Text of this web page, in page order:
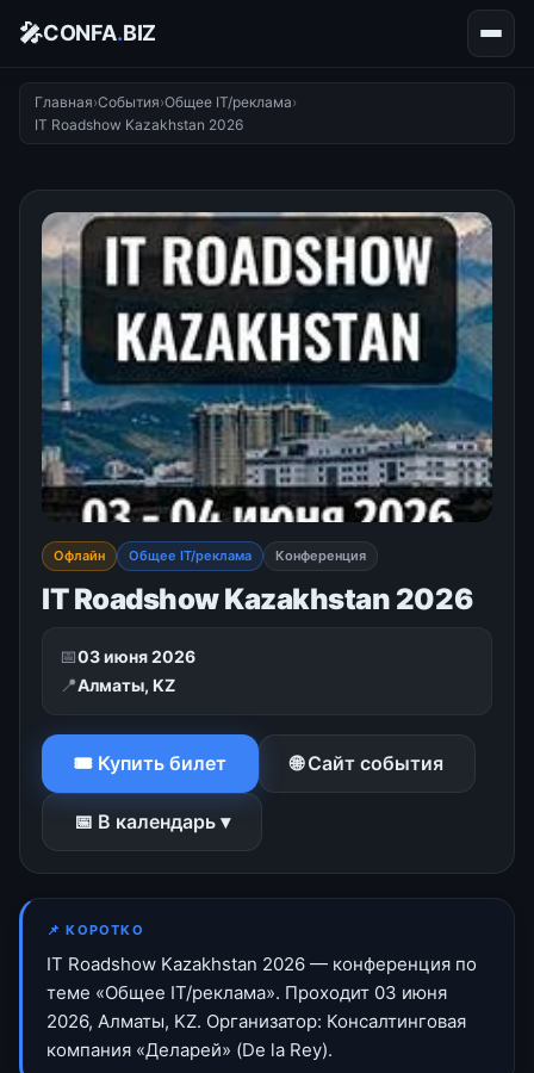
🎤CONFA.BIZ
Главная›События›Общее IT/реклама›
IT Roadshow Kazakhstan 2026
Офлайн Общее IT/реклама Конференция
IT Roadshow Kazakhstan 2026
📅03 июня 2026
📍Алматы, KZ
🎟 Купить билет 🌐 Сайт события
📅 В календарь ▾
📌 КОРОТКО
IT Roadshow Kazakhstan 2026 — конференция по
теме «Общее IT/реклама». Проходит 03 июня
2026, Алматы, KZ. Организатор: Консалтинговая
компания «Деларей» (De la Rey).